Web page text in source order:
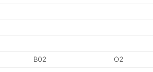
B02
O2